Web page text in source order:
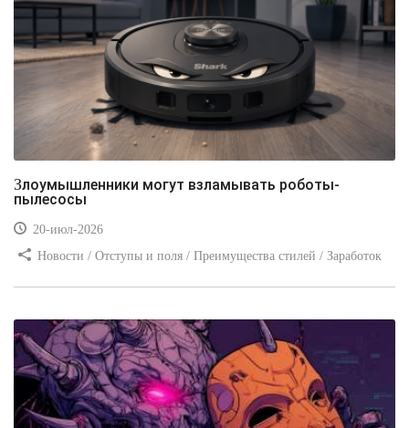
Злоумышленники могут взламывать роботы-
пылесосы
20-июл-2026
Новости / Отступы и поля / Преимущества стилей / Заработок